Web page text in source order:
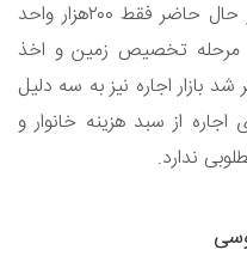
سوءبرداشت تصریح شود، چرا که در حال حاضر فقط ۲۰۰‌هزار واحد
تخصیص زمین و اخذ
بازار اجاره نیز به سه دلیل
از سبد هزینه خانوار و
ندارد.